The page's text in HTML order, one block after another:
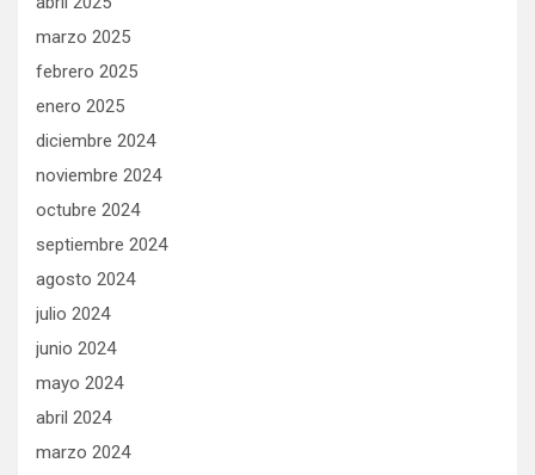
marzo 2025
febrero 2025
enero 2025
diciembre 2024
noviembre 2024
octubre 2024
septiembre 2024
agosto 2024
julio 2024
junio 2024
mayo 2024
abril 2024
marzo 2024